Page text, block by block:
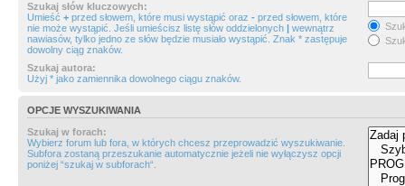
Szukaj słów kluczowych:
Umieść + przed słowem, które musi wystąpić oraz - przed słowem, które
nie może wystąpić. Jeśli umieścisz listę słów oddzielonych | wewnątrz
nawiasów, tylko jedno ze słów będzie musiało wystąpić. Znak * zastępuje
dowolny ciąg znaków.
Szukaj autora:
Użyj * jako zamiennika dowolnego ciągu znaków.
OPCJE WYSZUKIWANIA
Szukaj w forach:
Wybierz forum lub fora, w których chcesz przeprowadzić wyszukiwanie.
Subfora zostaną przeszukanie automatycznie jeżeli nie wyłączysz opcji
poniżej “szukaj w subforach“.